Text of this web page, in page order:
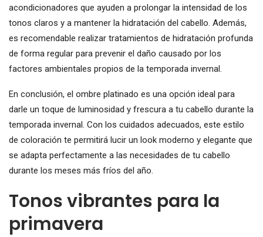
acondicionadores que ayuden a prolongar la intensidad de los
tonos claros y a mantener la hidratación del cabello. Además,
es recomendable realizar tratamientos de hidratación profunda
de forma regular para prevenir el daño causado por los
factores ambientales propios de la temporada invernal.
En conclusión, el ombre platinado es una opción ideal para
darle un toque de luminosidad y frescura a tu cabello durante la
temporada invernal. Con los cuidados adecuados, este estilo
de coloración te permitirá lucir un look moderno y elegante que
se adapta perfectamente a las necesidades de tu cabello
durante los meses más fríos del año.
Tonos vibrantes para la
primavera